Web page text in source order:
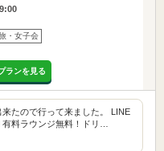
・女子会
ランを見る
たので行って来ました。 LINE
料ラウンジ無料！ドリ…